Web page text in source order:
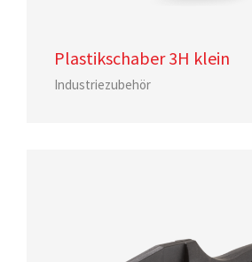
Plastikschaber 3H klein
Industriezubehör